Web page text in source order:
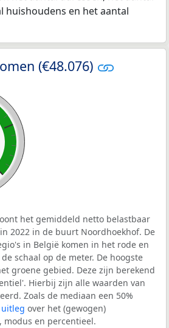
huishoudens en het aantal
(€48.076)
het gemiddeld netto belastbaar
2022 in de buurt Noordhoekhof. De
in België komen in het rode en
schaal op de meter. De hoogste
groene gebied. Deze zijn berekend
Hierbij zijn alle waarden van
Zoals de mediaan een 50%
over het (gewogen)
en percentieel.